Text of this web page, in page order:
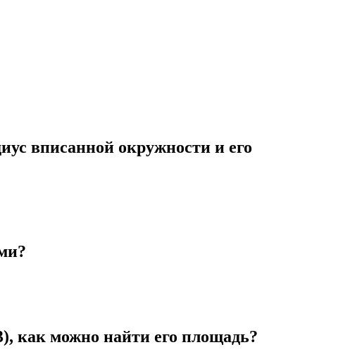
вписанной окружности и его
как можно найти его площадь?